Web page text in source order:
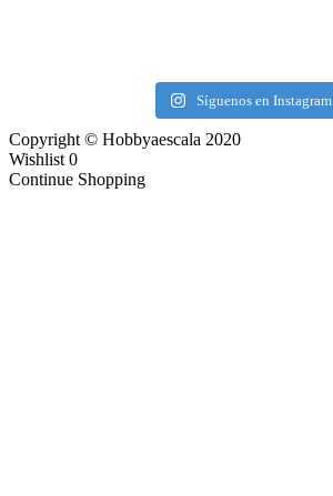
Síguenos en Instagram
Copyright © Hobbyaescala 2020
Wishlist 0
Continue Shopping